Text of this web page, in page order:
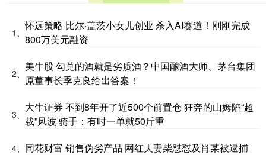
1、
怀远策略 比尔·盖茨小女儿创业 杀入AI赛道！刚刚完成
800万美元融资
2、
美牛股 勾兑的酒就是劣质酒？中国酿酒大师、茅台集团
原董事长季克良给出答案！
3、
大牛证券 不到8年开了近500个前置仓 狂奔的山姆陷“超
载”风波 骑手：有时一单就50斤重
4、 同花财富 销售伪劣产品 网红夫妻柴怼怼及肖某被逮捕